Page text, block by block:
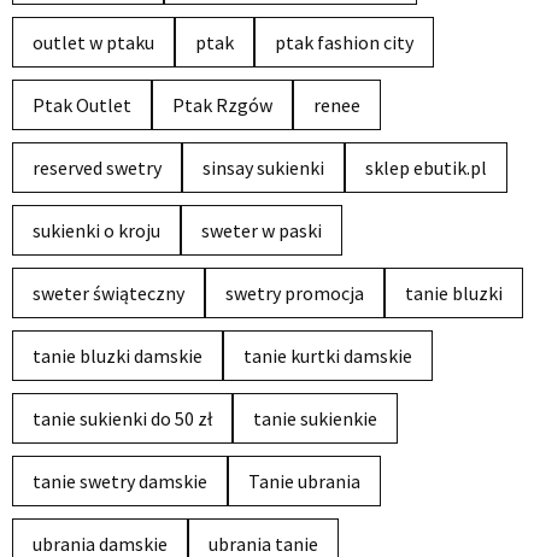
outlet w ptaku ptak ptak fashion city
Ptak Outlet Ptak Rzgów renee
reserved swetry sinsay sukienki sklep ebutik.pl
sukienki o kroju sweter w paski
sweter świąteczny swetry promocja tanie bluzki
tanie bluzki damskie tanie kurtki damskie
tanie sukienki do 50 zł tanie sukienkie
tanie swetry damskie Tanie ubrania
ubrania damskie ubrania tanie